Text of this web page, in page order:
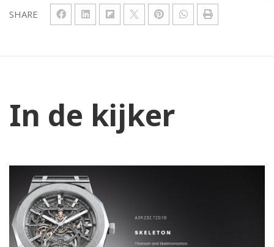
SHARE
In de kijker